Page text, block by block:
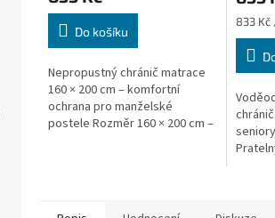
Do košíku
Nepropustný chránič matrace
160 × 200 cm – komfortní
ochrana pro manželské
postele Rozměr 160 × 200 cm –
Měrná
cena:
833 Kč